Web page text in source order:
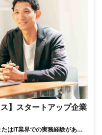
】スタートアップ企業
はIT業界での実務経験がある